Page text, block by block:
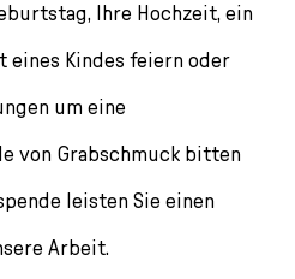
Ihre Hochzeit, ein
Kindes feiern oder
um eine
von Grabschmuck bitten
leisten Sie einen
Arbeit.